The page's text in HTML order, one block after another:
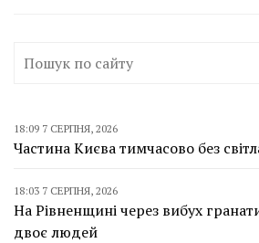
18:09 7 СЕРПНЯ, 2026
Частина Києва тимчасово без
18:03 7 СЕРПНЯ, 2026
На Рівненщині через вибух
двоє людей